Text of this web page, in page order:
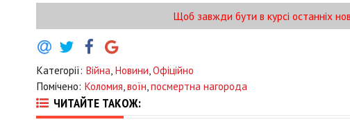
Щоб завжди бути в курсі останніх
Категорії: Війна, Новини,Офіційно
Помічено: Коломия,воїн,посмертна нагорода
ЧИТАЙТЕ ТАКОЖ: